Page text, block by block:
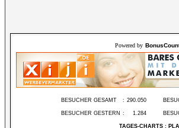
Powered by
BESUCHER GESAMT : 290.050
BESUCHER GESTERN : 1.284
TAGES-CHARTS :